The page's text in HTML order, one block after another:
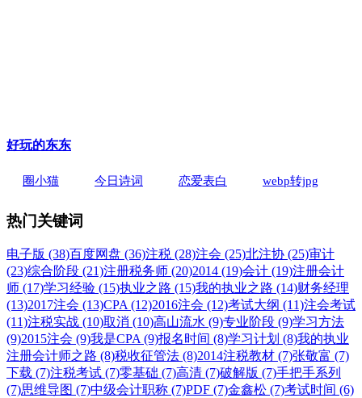
好玩的东东
圈小猫 今日诗词 恋爱表白 webp转jpg
热门关键词
电子版 (38)百度网盘 (36)注税 (28)注会 (25)北注协 (25)审计
(23)综合阶段 (21)注册税务师 (20)2014 (19)会计 (19)注册会计
师 (17)学习经验 (15)执业之路 (15)我的执业之路 (14)财务经理
(13)2017注会 (13)CPA (12)2016注会 (12)考试大纲 (11)注会考试
(11)注税实战 (10)取消 (10)高山流水 (9)专业阶段 (9)学习方法
(9)2015注会 (9)我是CPA (9)报名时间 (8)学习计划 (8)我的执业
注册会计师之路 (8)税收征管法 (8)2014注税教材 (7)张敬富 (7)
下载 (7)注税考试 (7)零基础 (7)高清 (7)破解版 (7)手把手系列
(7)思维导图 (7)中级会计职称 (7)PDF (7)金鑫松 (7)考试时间 (6)